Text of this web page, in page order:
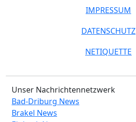
IMPRESSUM
DATENSCHUTZ
NETIQUETTE
Unser Nachrichtennetzwerk
Bad-Driburg News
Brakel News